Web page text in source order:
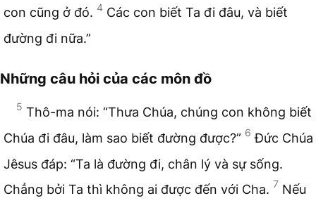
con cũng ở đó. 4 Các con biết Ta đi đâu, và biết
đường đi nữa.”
Những câu hỏi của các môn đồ
5 Thô-ma nói: “Thưa Chúa, chúng con không biết
Chúa đi đâu, làm sao biết đường được?” 6 Đức Chúa
Jêsus đáp: “Ta là đường đi, chân lý và sự sống.
Chẳng bởi Ta thì không ai được đến với Cha. 7 Nếu